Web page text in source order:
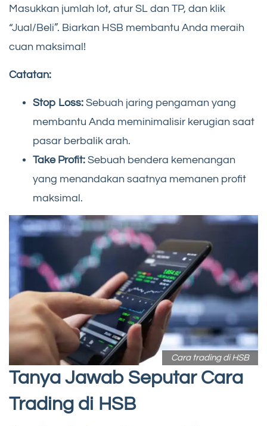
Masukkan jumlah lot, atur SL dan TP, dan klik
“Jual/Beli”. Biarkan HSB membantu Anda meraih
cuan maksimal!
Catatan:
Stop Loss: Sebuah jaring pengaman yang
membantu Anda meminimalisir kerugian saat
pasar berbalik arah.
Take Profit: Sebuah bendera kemenangan
yang menandakan saatnya memanen profit
maksimal.
Cara trading di HSB
Tanya Jawab Seputar Cara
Trading di HSB